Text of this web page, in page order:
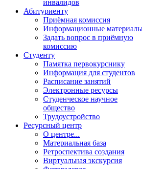
инвалидов
Абитуриенту
Приёмная комиссия
Информационные
Задать вопрос в приёмную
комиссию
Студенту
Памятка первокурснику
Информация для студентов
Расписание занятий
Электронные ресурсы
Студенческое научное
общество
Трудоустройство
Ресурсный центр
О центре...
Материальная база
Ретроспектива создания
Виртуальная экскурсия